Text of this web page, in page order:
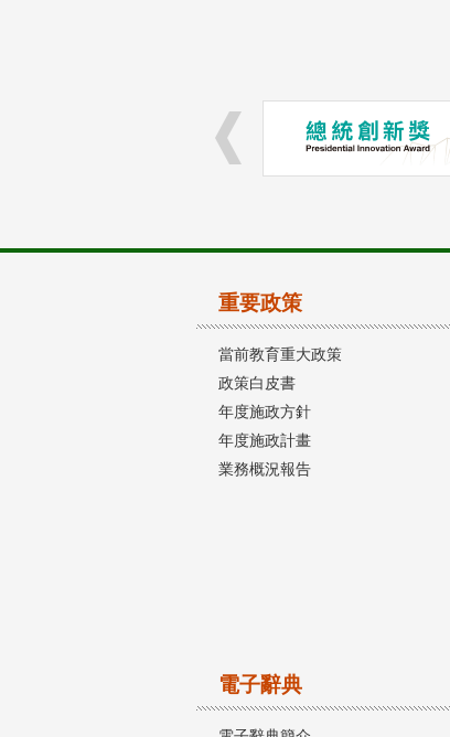
重要政策
當前教育重大政策
政策白皮書
年度施政方針
年度施政計畫
業務概況報告
電子辭典